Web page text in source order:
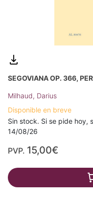
SEGOVIANA OP. 366,
Milhaud, Darius
Disponible en breve
Sin stock. Si se pide hoy,
14/08/26
PVP. 15,00€